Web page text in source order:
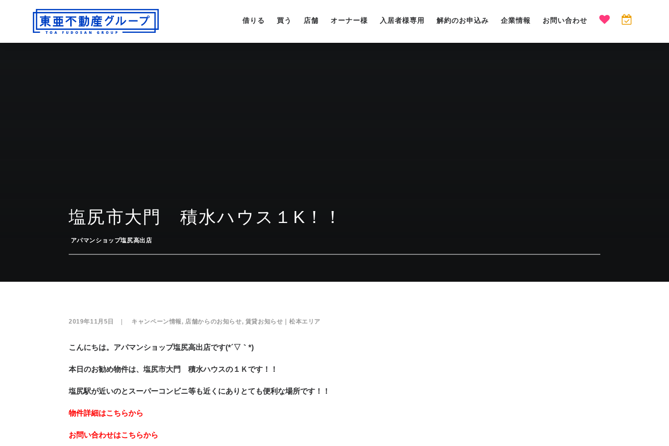
借りる 買う 店舗 オーナー様 入居者様専用 解約のお申込み 企業情報 お問い合わせ
塩尻市大門 積水ハウス１K！！
アパマンショップ塩尻高出店
2019年11月5日 キャンペーン情報 , 店舗からのお知らせ, 賃貸お知らせ｜松本エリア
こんにちは。アパマンショップ塩尻高出店です(*´▽｀*)
本日のお勧め物件は、塩尻市大門 積水ハウスの１Ｋです！！
塩尻駅が近いのとスーパーコンビニ等も近くにありとても便利な場所です！！
物件詳細はこちらから
お問い合わせはこちらから